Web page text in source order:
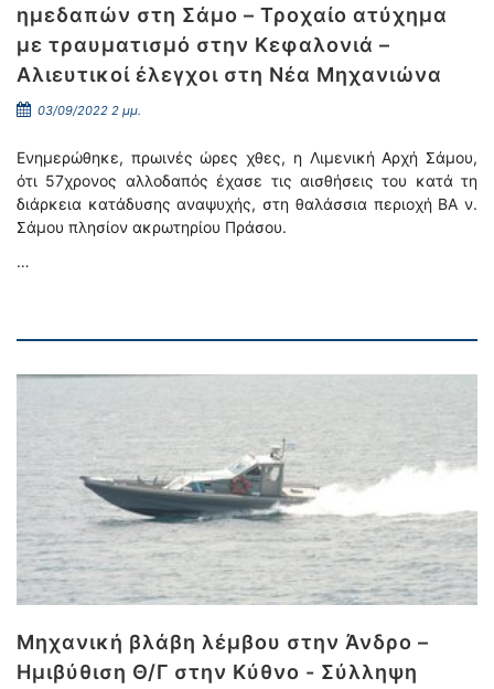
ημεδαπών στη Σάμο – Τροχαίο ατύχημα
με τραυματισμό στην Κεφαλονιά –
Αλιευτικοί έλεγχοι στη Νέα Μηχανιώνα
03/09/2022 2 μμ.
Ενημερώθηκε, πρωινές ώρες χθες, η Λιμενική Αρχή Σάμου,
ότι 57χρονος αλλοδαπός έχασε τις αισθήσεις του κατά τη
διάρκεια κατάδυσης αναψυχής, στη θαλάσσια περιοχή ΒΑ ν.
Σάμου πλησίον ακρωτηρίου Πράσου.
…
Μηχανική βλάβη λέμβου στην Άνδρο –
Ημιβύθιση Θ/Γ στην Κύθνο - Σύλληψη